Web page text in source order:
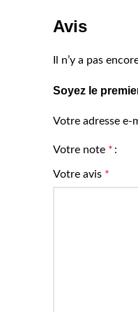
Avis
Il n’y a pas
Soyez le
Votre adresse e-
Votre note *
Votre avis *